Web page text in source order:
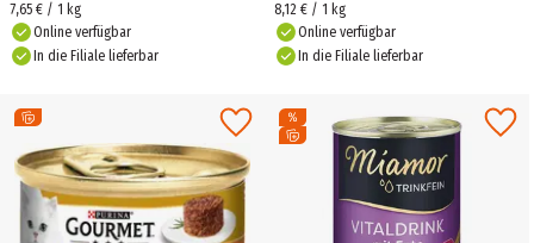
7,65 € / 1 kg
Online verfügbar
In die Filiale lieferbar
8,12 € / 1 kg
Online verfügbar
In die Filiale lieferbar